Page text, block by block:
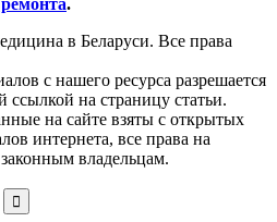
в Беларуси. Все права
с нашего ресурса разрешается
ссылкой на страницу статьи.
на сайте взяты с открытых
интернета, все права на
владельцам.